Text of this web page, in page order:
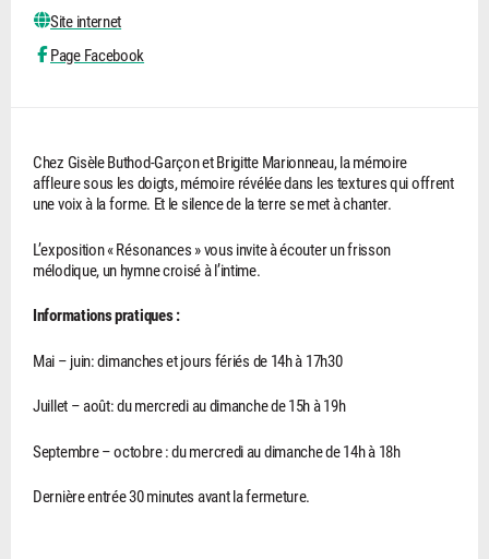
Site internet
Page Facebook
Chez Gisèle Buthod-Garçon et Brigitte Marionneau, la mémoire
affleure sous les doigts, mémoire révélée dans les textures qui offrent
une voix à la forme. Et le silence de la terre se met à chanter.
L’exposition « Résonances » vous invite à écouter un frisson
mélodique, un hymne croisé à l’intime.
Informations pratiques :
Mai – juin: dimanches et jours fériés de 14h à 17h30
Juillet – août: du mercredi au dimanche de 15h à 19h
Septembre – octobre : du mercredi au dimanche de 14h à 18h
Dernière entrée 30 minutes avant la fermeture.